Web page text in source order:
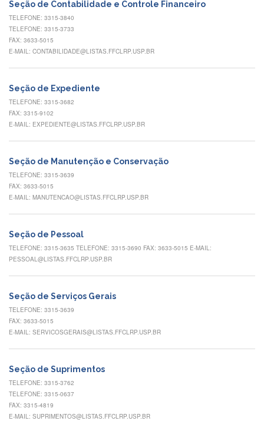
CULTURA
E
EXTENSÃO
e
Projetos
Ciências
Empresas
Cursos
e
Atividades
e
Editais
Notícias
Eventos
Contato
INCLUSÃO
Apresentação
Seção de Contabilidade e Controle Financeiro
TELEFONE: 3315-3840
TELEFONE: 3315-3733
FAX: 3633-5015
E-MAIL: CONTABILIDADE@LISTAS.FFCLRP.USP.BR
Seção de Expediente
TELEFONE: 3315-3682
FAX: 3315-9102
E-MAIL: EXPEDIENTE@LISTAS.FFCLRP.USP.BR
Seção de Manutenção e Conservação
TELEFONE: 3315-3639
FAX: 3633-5015
E-MAIL: MANUTENCAO@LISTAS.FFCLRP.USP.BR
Seção de Pessoal
TELEFONE: 3315-3635 TELEFONE: 3315-3690 FAX: 3633-5015 E-MAIL:
PESSOAL@LISTAS.FFCLRP.USP.BR
Seção de Serviços Gerais
TELEFONE: 3315-3639
FAX: 3633-5015
E-MAIL: SERVICOSGERAIS@LISTAS.FFCLRP.USP.BR
Seção de Suprimentos
TELEFONE: 3315-3762
TELEFONE: 3315-0637
FAX: 3315-4819
E-MAIL: SUPRIMENTOS@LISTAS.FFCLRP.USP.BR